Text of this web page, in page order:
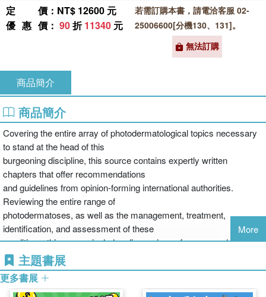
定價 ：NT$ 12600 元
優惠價 ： 90折11340 元
若需訂購本書，請電洽客服 02-
25006600[分機130、131]。
無法訂購
商品簡介
商品簡介
Covering the entire array of photodermatological topics necessary
to stand at the head of this
burgeoning discipline, this source contains expertly written
chapters that offer recommendations
and guidelines from opinion-forming international authorities.
Reviewing the entire range of
photodermatoses, as well as the management, treatment,
identification, and assessment of these
conditions, this source includes discussions of narrow and
broadband UVB, PUVA, photopheresis, UVA1 therapy, and
photodynamic therapy, the principles and medical and cosmetic
uses of lasers and similar sources, and appendices on
More
主題書展
更多書展